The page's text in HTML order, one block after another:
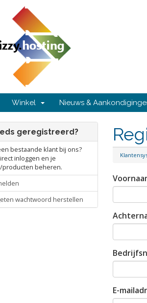
Winkel Nieuws &
geregistreerd?
bestaande klant bij ons?
inloggen en je
producten beheren.
wachtwoord herstellen
E-